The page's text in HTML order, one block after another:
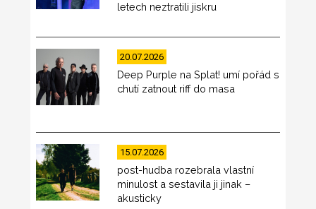
letech neztratili jiskru
20.07.2026
Deep Purple na Splat! umí pořád s
chutí zatnout riff do masa
15.07.2026
post-hudba rozebrala vlastní
minulost a sestavila ji jinak –
akusticky